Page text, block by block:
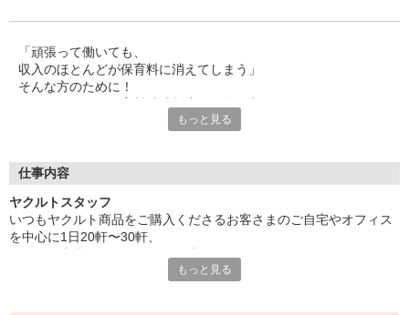
※研修期間／5日間／4000円／日
収入保障期間：3か月
「頑張って働いても、
収入のほとんどが保育料に消えてしまう」
そんな方のために！
一般の保育園に子どもを預けている方をバックアップ◎
◆急なお休みにもスタッフ同士で快くフォロー
など、働くママの多いヤクルトならではの
仕事×育児のお悩みをスッキリ解決に導きます☆
もっと見る
仕事内容
ヤクルトスタッフ
いつもヤクルト商品をご購入くださるお客さまのご自宅やオフィス
を中心に1日20軒〜30軒、
商品を通じてお客さまとふれあう楽しさ、健康的な生活にお役立ち
もっと見る